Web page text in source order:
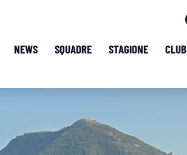
NEWS SQUADRE STAGIONE CLUB